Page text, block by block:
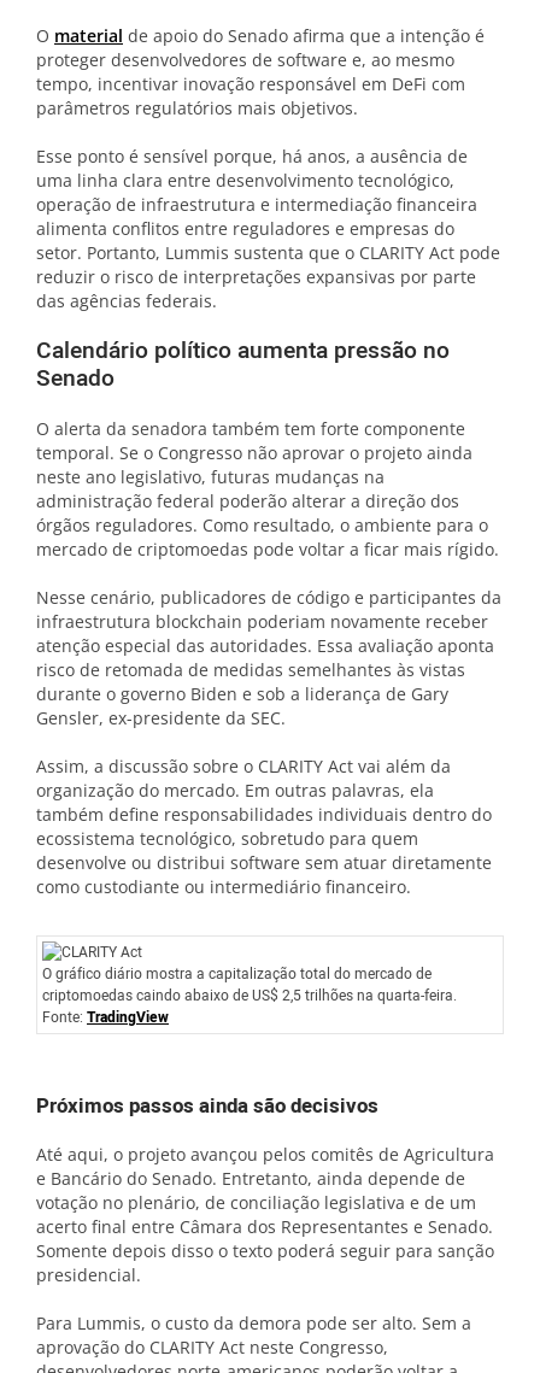
O material de apoio do Senado afirma que a intenção é
proteger desenvolvedores de software e, ao mesmo
tempo, incentivar inovação responsável em DeFi com
parâmetros regulatórios mais objetivos.
Esse ponto é sensível porque, há anos, a ausência de
uma linha clara entre desenvolvimento tecnológico,
operação de infraestrutura e intermediação financeira
alimenta conflitos entre reguladores e empresas do
setor. Portanto, Lummis sustenta que o CLARITY Act pode
reduzir o risco de interpretações expansivas por parte
das agências federais.
Calendário político aumenta pressão no
Senado
O alerta da senadora também tem forte componente
temporal. Se o Congresso não aprovar o projeto ainda
neste ano legislativo, futuras mudanças na
administração federal poderão alterar a direção dos
órgãos reguladores. Como resultado, o ambiente para o
mercado de criptomoedas pode voltar a ficar mais rígido.
Nesse cenário, publicadores de código e participantes da
infraestrutura blockchain poderiam novamente receber
atenção especial das autoridades. Essa avaliação aponta
risco de retomada de medidas semelhantes às vistas
durante o governo Biden e sob a liderança de Gary
Gensler, ex-presidente da SEC.
Assim, a discussão sobre o CLARITY Act vai além da
organização do mercado. Em outras palavras, ela
também define responsabilidades individuais dentro do
ecossistema tecnológico, sobretudo para quem
desenvolve ou distribui software sem atuar diretamente
como custodiante ou intermediário financeiro.
O gráfico diário mostra a capitalização total do mercado de
criptomoedas caindo abaixo de US$ 2,5 trilhões na quarta-feira.
Fonte: TradingView
Próximos passos ainda são decisivos
Até aqui, o projeto avançou pelos comitês de Agricultura
e Bancário do Senado. Entretanto, ainda depende de
votação no plenário, de conciliação legislativa e de um
acerto final entre Câmara dos Representantes e Senado.
Somente depois disso o texto poderá seguir para sanção
presidencial.
Para Lummis, o custo da demora pode ser alto. Sem a
aprovação do CLARITY Act neste Congresso,